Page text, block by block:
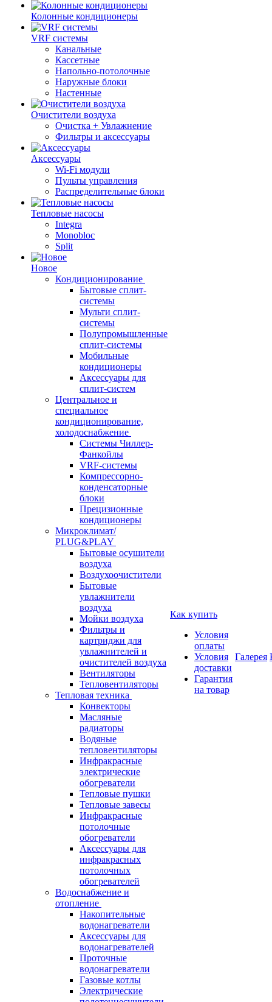
Колонные кондиционеры
VRF системы
Канальные
Кассетные
Напольно-потолочные
Наружные блоки
Настенные
Очистители воздуха
Очистка + Увлажнение
Фильтры и аксессуары
Аксессуары
Wi-Fi модули
Пульты управления
Распределительные блоки
Тепловые насосы
Integra
Monobloc
Split
Новое
Кондиционирование
Бытовые сплит-
системы
Мульти сплит-
системы
Полупромышленные
сплит-системы
Мобильные
кондиционеры
Аксессуары для
сплит-систем
Центральное и
специальное
кондиционирование,
холодоснабжение
Системы Чиллер-
Фанкойлы
VRF-системы
Компрессорно-
конденсаторные
блоки
Прецизионные
кондиционеры
Микроклимат/
PLUG&PLAY
Бытовые осушители
воздуха
Воздухоочистители
Бытовые
увлажнители
воздуха
Мойки воздуха
Фильтры и
картриджи для
увлажнителей и
очистителей воздуха
Вентиляторы
Тепловентиляторы
Тепловая техника
Конвекторы
Масляные
радиаторы
Водяные
тепловентиляторы
Инфракрасные
электрические
обогреватели
Тепловые пушки
Тепловые завесы
Инфракрасные
потолочные
обогреватели
Аксессуары для
инфракрасных
потолочных
обогревателей
Водоснабжение и
отопление
Накопительные
водонагреватели
Аксессуары для
водонагревателей
Проточные
водонагреватели
Газовые котлы
Электрические
Как купить
Условия
оплаты
Условия
доставки
Гарантия
на товар
Галерея